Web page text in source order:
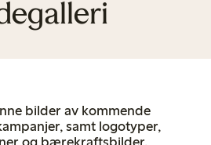
bilder av kommende
samt logotyper,